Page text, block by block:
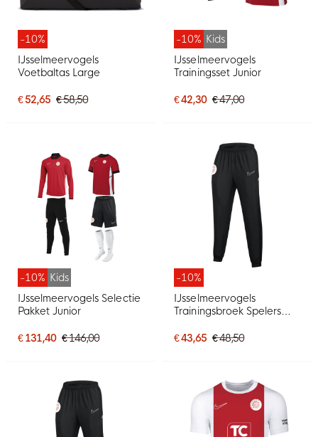
-10%
IJsselmeervogels
Voetbaltas Large
€ 52,65 € 58,50
-10% Kids
IJsselmeervogels
Trainingsset Junior
€ 42,30 € 47,00
-10% Kids
IJsselmeervogels Selectie
Pakket Junior
€ 131,40 € 146,00
-10%
IJsselmeervogels
Trainingsbroek Spelers
€ 43,65 € 48,50